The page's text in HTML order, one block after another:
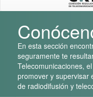
En esta sección
seguramente te
Telecomunicaciones,
promover y supervisar
de radiodifusión y